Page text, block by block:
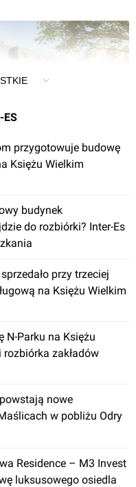
ES
przygotowuje budowę
Księżu Wielkim
budynek
do rozbiórki? Inter-Es
przy trzeciej
na Księżu Wielkim
N-Parku na Księżu
rozbiórka zakładów
nowe
w pobliżu Odry
Residence – M3 Invest
luksusowego osiedla